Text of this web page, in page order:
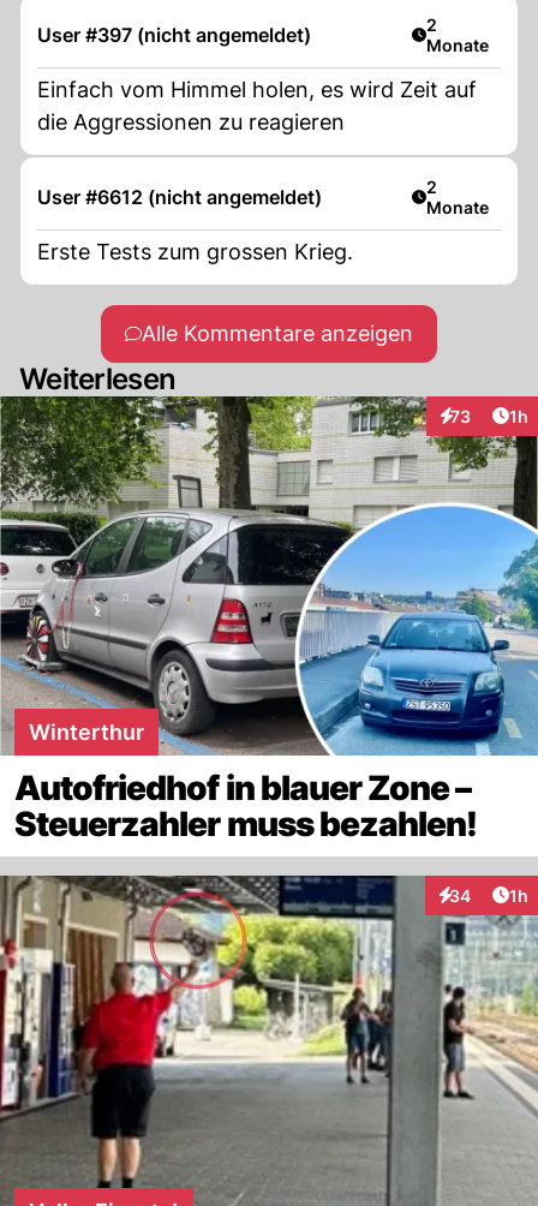
User #397 (nicht angemeldet) Artikel
2
Monate
Einfach vom Himmel holen, es wird Zeit auf
die Aggressionen zu reagieren
User #6612 (nicht angemeldet) Artikel
2
Monate
Erste Tests zum grossen Krieg.
Alle Kommentare anzeigen
Weiterlesen
73 1h
Winterthur
Autofriedhof in blauer Zone –
Steuerzahler muss bezahlen!
34
Interaktionen
1h